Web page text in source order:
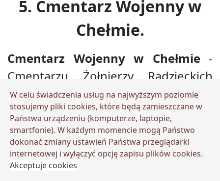
5. Cmentarz Wojenny w
Chełmie.
Cmentarz Wojenny w Chełmie-
Cmentarzu Żołnierzy Radzieckich
którzy wyzwolili Chełm z pod
okupacji niemieckiej a następnie
okupowali do końca lat
osiemdziesiątych XX wieku. Tutaj
należy dodać, że cała Polska była pod
W celu świadczenia usług na najwyższym poziomie
stosujemy pliki cookies, które będą zamieszczane w
Państwa urządzeniu (komputerze, laptopie,
smartfonie). W każdym momencie mogą Państwo
dokonać zmiany ustawień Państwa przeglądarki
internetowej i wyłączyć opcję zapisu plików cookies.
Akceptuje cookies